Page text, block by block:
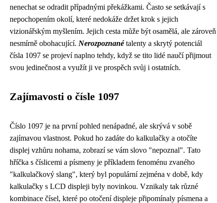
nenechat se odradit případnými překážkami. Často se setkávají s
nepochopením okolí, které nedokáže držet krok s jejich
vizionářským myšlením. Jejich cesta může být osamělá, ale zároveň
nesmírně obohacující. Nerozpoznanétalenty a skrytý potenciál
čísla 1097 se projeví naplno tehdy, když se tito lidé naučí přijmout
svou jedinečnost a využít ji ve prospěch svůj i ostatních.
Zajímavosti o čísle 1097
Číslo 1097 je na první pohled nenápadné, ale skrývá v sobě
zajímavou vlastnost. Pokud ho zadáte do kalkulačky a otočíte
displej vzhůru nohama, zobrazí se vám slovo "nepoznal". Tato
hříčka s číslicemi a písmeny je příkladem fenoménu zvaného
"kalkulačkový slang", který byl populární zejména v době, kdy
kalkulačky s LCD displeji byly novinkou. Vznikaly tak různé
kombinace čísel, které po otočení displeje připomínaly písmena a